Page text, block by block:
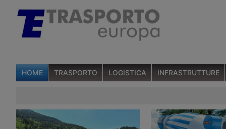
HOME TRASPORTO LOGISTICA INFRASTRUTTURE